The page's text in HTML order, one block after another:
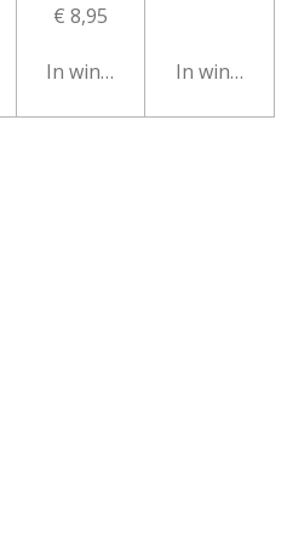
€ 8,95
In winkelwagen
In